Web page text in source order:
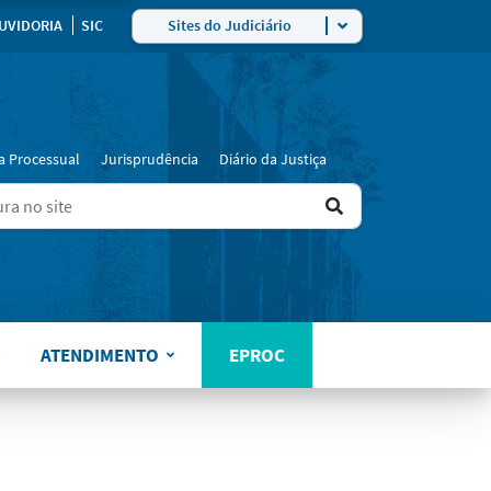
SIC Sites do Judiciário
Processual Jurisprudência Diário da Justiça
Ir
resultado
ATENDIMENTO EPROC